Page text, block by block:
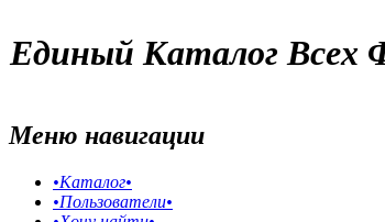
Единый Каталог Всех
Меню навигации
•Каталог•
•Пользователи•